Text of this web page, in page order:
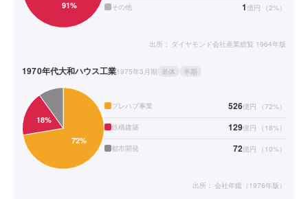
その他 1億円 （2%）
出所： ダイヤモンド会社産業総覧 1964年版
1970年代大和ハウス工業1975年3月期 単体 半期
プレハブ事業 526億円 （72%）
鉄構建築 129億円 （ 18%）
都市開発 72億円 （ 10%）
出所： 会社年鑑（1976年版）